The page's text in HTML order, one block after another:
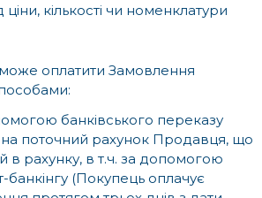
ціни, кількості чи номенклатури
оплатити Замовлення
банківського переказу
поточний рахунок Продавця, що
в рахунку, в т.ч. за допомогою
банкінгу (Покупець оплачує